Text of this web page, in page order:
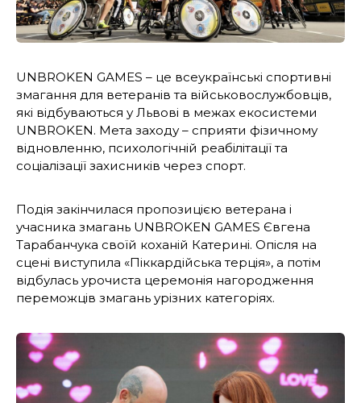
UNBROKEN GAMES – це всеукраїнські спортивні
змагання для ветеранів та військовослужбовців,
які відбуваються у Львові в межах екосистеми
UNBROKEN. Мета заходу – сприяти фізичному
відновленню, психологічній реабілітації та
соціалізації захисників через спорт.
Подія закінчилася пропозицією ветерана і
учасника змагань UNBROKEN GAMES Євгена
Тарабанчука своїй коханій Катерині. Опісля на
сцені виступила «Піккардійська терція», а потім
відбулась урочиста церемонія нагородження
переможців змагань урізних категоріях.